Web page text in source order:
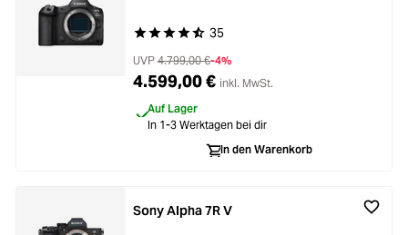
Durchschnittliche Bewertung von 4.7 von 5
35
UVP 4.799,00 €-4%
4.599,00 € inkl. MwSt.
Auf Lager
In 1-3 Werktagen bei dir
In den Warenkorb
Sony Alpha 7R V